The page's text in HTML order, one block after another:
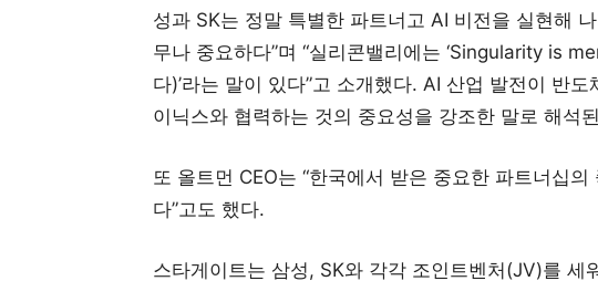
성과 SK는 정말 특별한 파트너고 AI 비전을 실현해
무나 중요하다”며 “실리콘밸리에는 ‘Singularity is
다)’라는 말이 있다”고 소개했다. AI 산업 발전이 반
이닉스와 협력하는 것의 중요성을 강조한 말로 해석
또 올트먼 CEO는 “한국에서 받은 중요한 파트너십
다”고도 했다.
스타게이트는 삼성, SK와 각각 조인트벤처(JV)를 세